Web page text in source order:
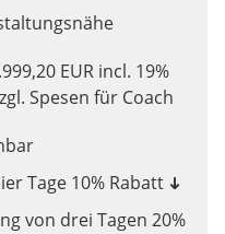
EUR incl. 19%
Spesen für Coach
Tage 10% Rabatt➜
von drei Tagen 20%